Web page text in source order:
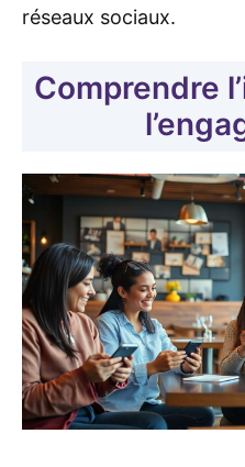
réseaux sociaux.
Comprendre